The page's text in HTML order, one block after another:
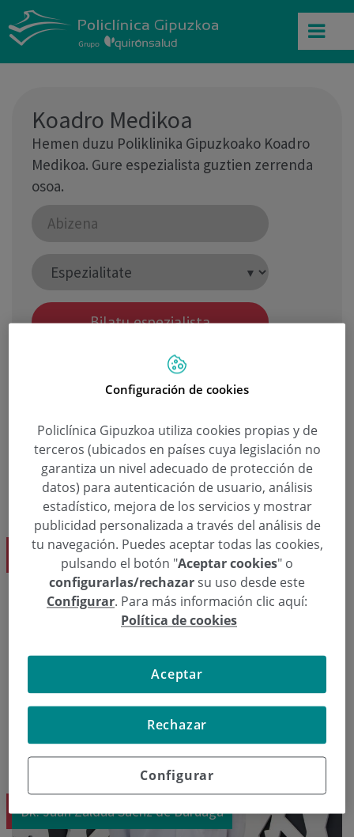
Koadro Medikoa
Hemen duzu Poliklinika Gipuzkoako Koadro
Medikoa. Gure espezialista guztien zerrenda
osoa.
Bilatu espezialista
Dk. M. Mar Zabalo Arrieta
943 00 28 34 Hitzordua eskatu
TRAUMATOLOGIA
Dk. Juan Zaldua Saenz de Buruaga
Configuración de cookies
Policlínica Gipuzkoa utiliza cookies propias y de
terceros (ubicados en países cuya legislación no
garantiza un nivel adecuado de protección de
datos) para autenticación de usuario, análisis
estadístico, mejora de los servicios y mostrar
publicidad personalizada a través del análisis de
tu navegación. Puedes aceptar todas las cookies,
pulsando el botón "Aceptar cookies" o
configurarlas/rechazarsu uso desde este
Configurar. Para más información clic aquí:
Política de cookies
Configurar
Rechazar
Aceptar